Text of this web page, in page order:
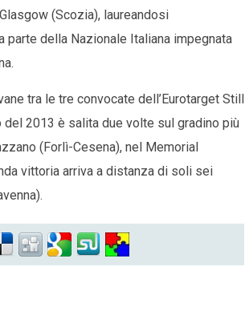
(Scozia), laureandosi
parte della Nazionale Italiana impegnata
tra le tre convocate dell’Eurotarget Still
2013 è salita due volte sul gradino più
(Forlì-Cesena), nel Memorial
vittoria arriva a distanza di soli sei